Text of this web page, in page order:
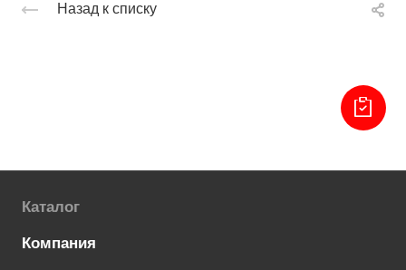
Назад к списку
Каталог
Компания